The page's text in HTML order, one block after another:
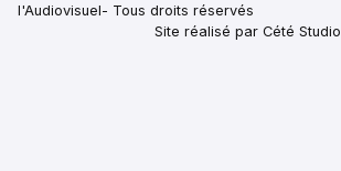
l'Audiovisuel- Tous droits réservés
Site réalisé par Cété Studio